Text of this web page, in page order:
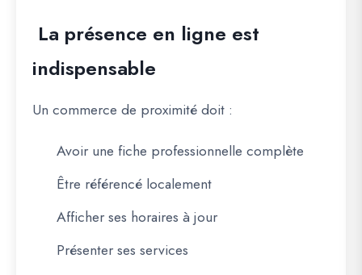
La présence en ligne est
indispensable
Un commerce de proximité doit :
Avoir une fiche professionnelle complète
Être référencé localement
Afficher ses horaires à jour
Présenter ses services